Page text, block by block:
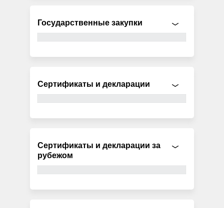
Государственные закупки
Сертификаты и декларации
Сертификаты и декларации за
рубежом